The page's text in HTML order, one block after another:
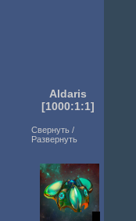
Aldaris
[1000:1:1]
Свернуть /
Развернуть